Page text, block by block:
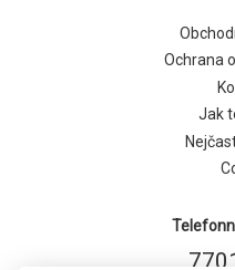
Ochrana
Jak